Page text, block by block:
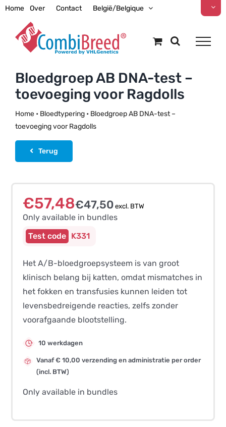
Ga
inhoud
Home Over Contact België/Belgique
Bloedgroep AB DNA-test –
toevoeging voor Ragdolls
Home• Bloedtypering• Bloedgroep AB DNA-test –
toevoeging voor Ragdolls
Terug
€57,48€47,50 excl. BTW
Only available in bundles
K331
Het A/B-bloedgroepsysteem is van groot
klinisch belang bij katten, omdat mismatches in
het fokken en transfusies kunnen leiden tot
levensbedreigende reacties, zelfs zonder
voorafgaande blootstelling.
10 werkdagen
Vanaf € 10,00 verzending en administratie per order
(incl. BTW)
Only available in bundles